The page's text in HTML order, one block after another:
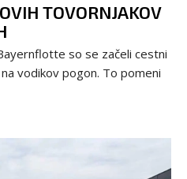
TOVORNJAKOV
so se začeli cestni
vodikov pogon. To pomeni